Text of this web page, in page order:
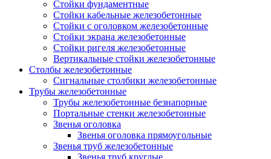
Стойки фундаментные
Стойки кабельные железобетонные
Стойки с оголовком железобетонные
Стойки экрана железобетонные
Стойки ригеля железобетонные
Вертикальные стойки железобетонные
Столбы железобетонные
Сигнальные столбики железобетонные
Трубы железобетонные
Трубы железобетонные безнапорные
Портальные стенки железобетонные
Звенья оголовка
Звенья оголовка прямоугольные
Звенья труб железобетонные
Звенья труб круглые